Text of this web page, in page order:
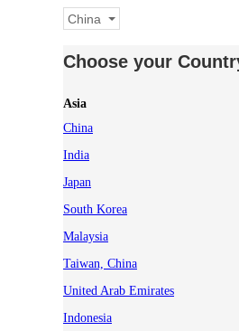
China
Choose your
Asia
China
India
Japan
South Korea
Malaysia
Taiwan, China
United Arab Emirates
Indonesia